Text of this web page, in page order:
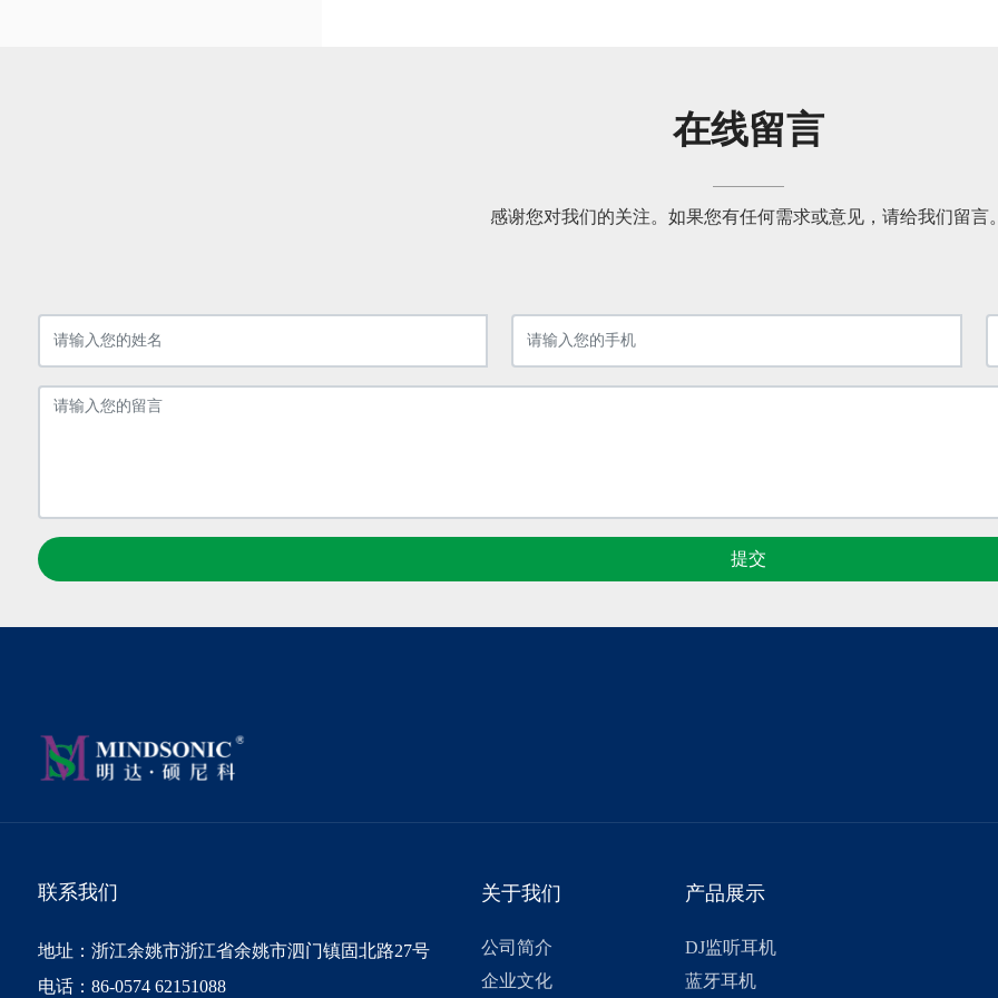
在线留言
感谢您对我们的关注。如果您有任何需求或意见，请给我们留言
提交
联系我们
地址：浙江余姚市浙江省余姚市泗门镇固北路27号
电话： 86-0574 62151088
关于我们
公司简介
企业文化
产品展示
DJ监听耳机
蓝牙耳机